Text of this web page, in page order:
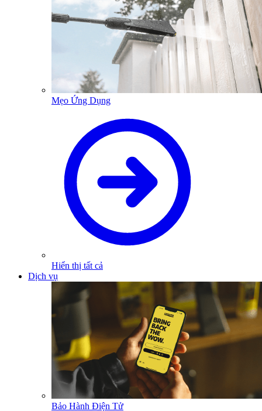
Mẹo Ứng Dụng
Hiển thị tất cả
Dịch vụ
Bảo Hành Điện Tử